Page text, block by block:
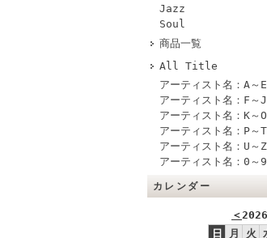
Jazz
Soul
商品一覧
All Title
アーティスト名：A～E
アーティスト名：F～J
アーティスト名：K～O
アーティスト名：P～T
アーティスト名：U～Z
アーティスト名：0～9
カレンダー
＜
日
月 火